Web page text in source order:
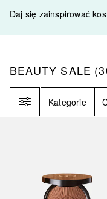
Daj się zainspirować
BEAUTY SALE
BEAUTY SALE (
Kategorie
+